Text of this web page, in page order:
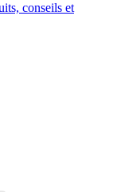
conseils et